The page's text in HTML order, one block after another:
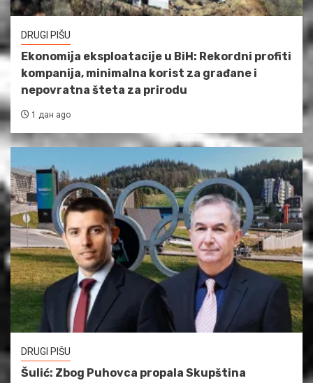
DRUGI PIŠU
Ekonomija eksploatacije u BiH: Rekordni profiti
kompanija, minimalna korist za građane i
nepovratna šteta za prirodu
1 дан ago
DRUGI PIŠU
Šulić: Zbog Puhovca propala Skupština